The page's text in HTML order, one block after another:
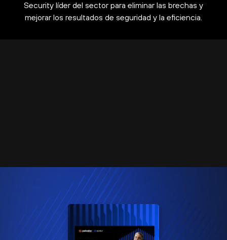
Security líder del sector para eliminar las brechas y
mejorar los resultados de seguridad y la eficiencia.